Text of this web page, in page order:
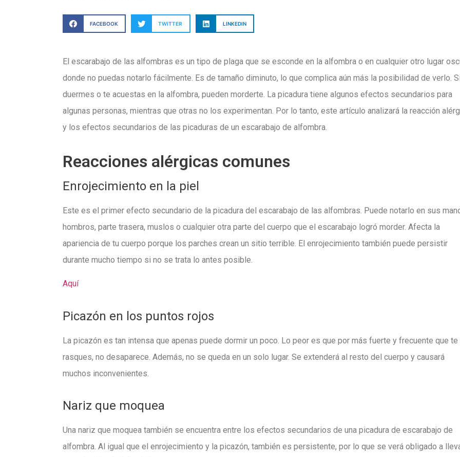
FACEBOOK TWITTER LINKEDIN
El escarabajo de las alfombras es un tipo de plaga que se esconde en la alfombra o en cualquier otro lugar
donde no puedas notarlo fácilmente. Es de tamaño diminuto, lo que complica aún más la posibilidad de verlo.
duermes o te acuestas en la alfombra, pueden morderte. La picadura tiene algunos efectos secundarios para
algunas personas, mientras que otras no los experimentan. Por lo tanto, este artículo analizará la reacción
y los efectos secundarios de las picaduras de un escarabajo de alfombra.
Reacciones alérgicas comunes
Enrojecimiento en la piel
Este es el primer efecto secundario de la picadura del escarabajo de las alfombras. Puede notarlo en sus
hombros, parte trasera, muslos o cualquier otra parte del cuerpo que el escarabajo logró morder. Afecta la
apariencia de tu cuerpo porque los parches crean un sitio terrible. El enrojecimiento también puede persistir
durante mucho tiempo si no se trata lo antes posible.
Aquí
Picazón en los puntos rojos
La picazón es tan intensa que apenas puede dormir un poco. Lo peor es que por más fuerte y frecuente que te
rasques, no desaparece. Además, no se queda en un solo lugar. Se extenderá al resto del cuerpo y causará
muchos inconvenientes.
Nariz que moquea
Una nariz que moquea también se encuentra entre los efectos secundarios de una picadura de escarabajo de
alfombra. Al igual que el enrojecimiento y la picazón, también es persistente, por lo que se verá obligado a